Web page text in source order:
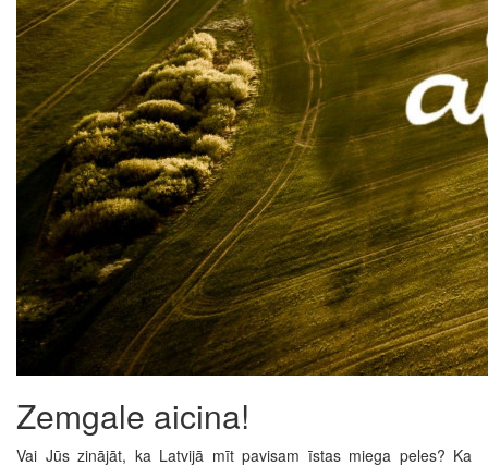
Zemgale aicina!
Vai Jūs zinājāt, ka Latvijā mīt pavisam īstas miega peles? Ka